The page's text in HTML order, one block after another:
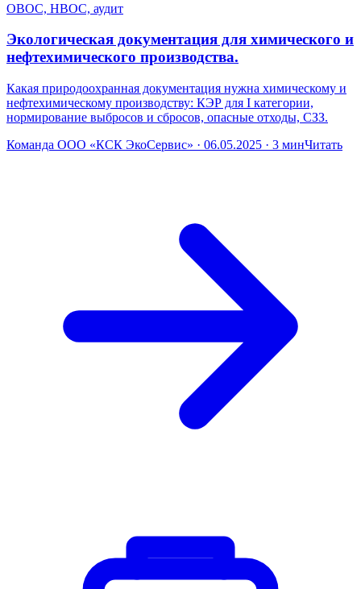
ОВОС, НВОС, аудит
Экологическая документация для химического и
нефтехимического производства.
Какая природоохранная документация нужна химическому и
нефтехимическому производству: КЭР для I категории,
нормирование выбросов и сбросов, опасные отходы, СЗЗ.
Команда ООО «КСК ЭкоСервис» · 06.05.2025 · 3 минЧитать